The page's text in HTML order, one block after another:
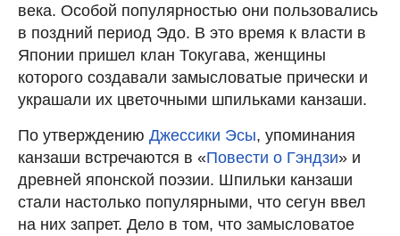
века. Особой популярностью они пользовались
в поздний период Эдо. В это время к власти в
Японии пришел клан Токугава, женщины
которого создавали замысловатые прически и
украшали их цветочными шпильками канзаши.
По утверждению Джессики Эсы, упоминания
канзаши встречаются в «Повести о Гэндзи» и
древней японской поэзии. Шпильки канзаши
стали настолько популярными, что сегун ввел
на них запрет. Дело в том, что замысловатое